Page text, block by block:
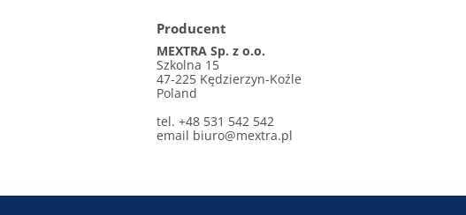
Producent
MEXTRA Sp. z o.o.
Szkolna 15
47-225 Kędzierzyn-Koźle
Poland
tel. +48 531 542 542
email biuro@mextra.pl